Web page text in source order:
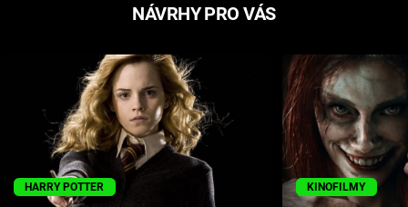
NÁVRHY PRO VÁS
HARRY POTTER KINOFILMY